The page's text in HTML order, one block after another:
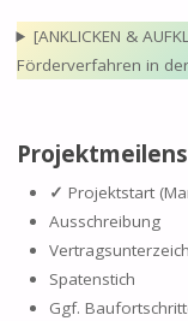
[ANKLICKEN &
Förderverfahren in
✓ Projektstart
Ausschreibung
Spatenstich
Ggf.